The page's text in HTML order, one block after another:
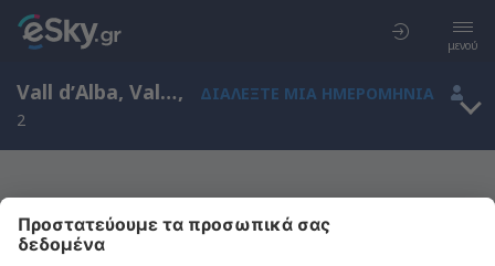
μενού
Vall dʼAlba, Valencian Community, Ισπανία,
ΔΙΑΛΈΞΤΕ ΜΙΑ ΗΜΕΡΟΜΗΝΊΑ
2